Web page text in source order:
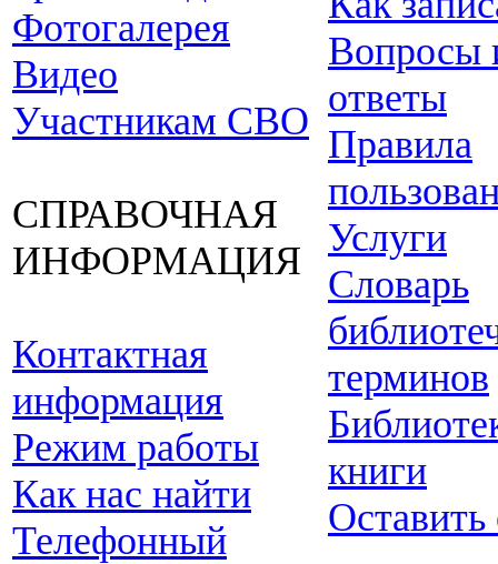
Фотогалерея
Видео
Участникам СВО
СПРАВОЧНАЯ
ИНФОРМАЦИЯ
Контактная
информация
Режим работы
Как нас найти
Телефонный
Вопросы
ответы
Правила
Услуги
Словарь
терминов
книги
Оставить